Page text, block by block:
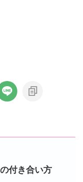
付き合い方